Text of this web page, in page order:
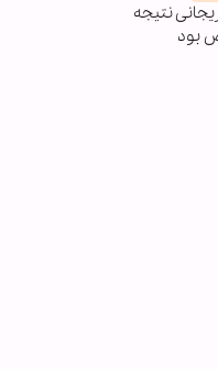
نتیجه
بود